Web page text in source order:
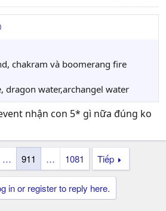
chakram và boomerang fire
dragon water,archangel water
nhận con 5* gì nữa đúng ko
… 911 … 1081 Tiếp
in or register to reply here.